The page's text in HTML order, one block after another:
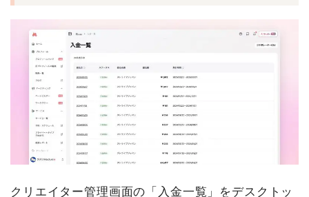
クリエイター管理画面の「入金一覧」をデスクトッ